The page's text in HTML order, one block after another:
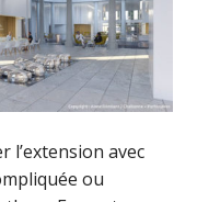
l’extension avec
ou